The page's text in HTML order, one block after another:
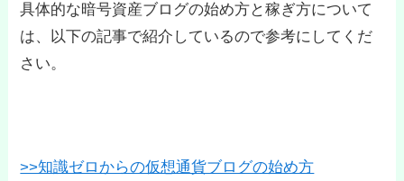
具体的な暗号資産ブログの始め方と稼ぎ方について
は、以下の記事で紹介しているので参考にしてくだ
さい。
>>知識ゼロからの仮想通貨ブログの始め方